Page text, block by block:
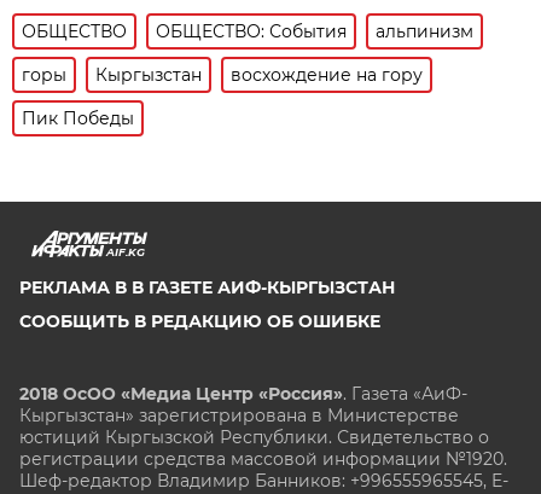
ОБЩЕСТВО ОБЩЕСТВО: События
альпинизм
горы
Кыргызстан
восхождение на гору
Пик Победы
AIF.KG
РЕКЛАМА В В ГАЗЕТЕ АИФ-КЫРГЫЗСТАН
СООБЩИТЬ В РЕДАКЦИЮ ОБ ОШИБКЕ
2018 ОсОО «Медиа Центр «Россия». Газета «АиФ-
Кыргызстан» зарегистрирована в Министерстве
юстиций Кыргызской Республики. Свидетельство о
регистрации средства массовой информации №1920.
Шеф-редактор Владимир Банников: +996555965545, E-